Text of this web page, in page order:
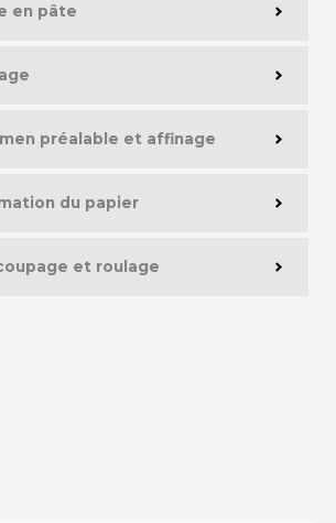
en pâte
préalable et affinage
du papier
et roulage